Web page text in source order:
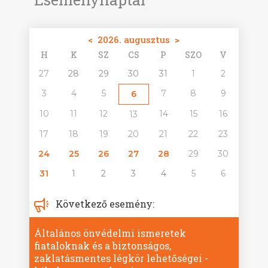
< 2026. augusztus >
H K SZ CS P SZO V
27 28 29 30 31 1
2
3
4 5 6 7 8
9
10
11 12 13 14 15
16
17
18 19 20 21 22
23
24
25 26 27 28 29
30
31
1 2 3 4 5 6
Következő esemény:
Általános önvédelmi ismeretek
fiataloknak és a biztonságos,
zaklatásmentes légkör lehetőségei -